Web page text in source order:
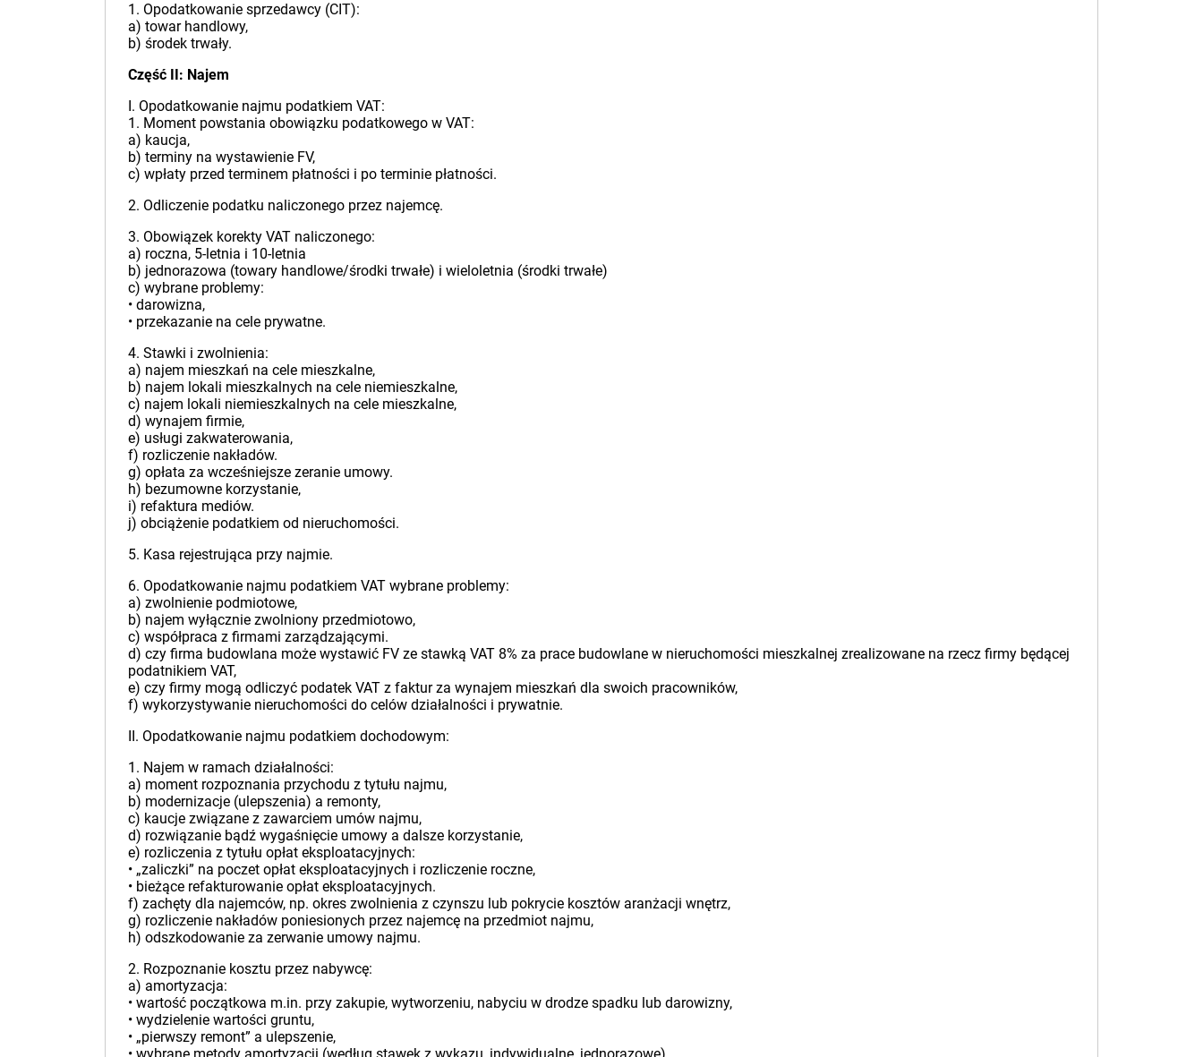
1. Opodatkowanie sprzedawcy (CIT):
a) towar handlowy,
b) środek trwały.
Część II: Najem
I. Opodatkowanie najmu podatkiem VAT:
1. Moment powstania obowiązku podatkowego w VAT:
a) kaucja,
b) terminy na wystawienie FV,
c) wpłaty przed terminem płatności i po terminie płatności.
2. Odliczenie podatku naliczonego przez najemcę.
3. Obowiązek korekty VAT naliczonego:
a) roczna, 5-letnia i 10-letnia
b) jednorazowa (towary handlowe/środki trwałe) i wieloletnia (środki trwałe)
c) wybrane problemy:
• darowizna,
• przekazanie na cele prywatne.
4. Stawki i zwolnienia:
a) najem mieszkań na cele mieszkalne,
b) najem lokali mieszkalnych na cele niemieszkalne,
c) najem lokali niemieszkalnych na cele mieszkalne,
d) wynajem firmie,
e) usługi zakwaterowania,
f) rozliczenie nakładów.
g) opłata za wcześniejsze zeranie umowy.
h) bezumowne korzystanie,
i) refaktura mediów.
j) obciążenie podatkiem od nieruchomości.
5. Kasa rejestrująca przy najmie.
6. Opodatkowanie najmu podatkiem VAT wybrane problemy:
a) zwolnienie podmiotowe,
b) najem wyłącznie zwolniony przedmiotowo,
c) współpraca z firmami zarządzającymi.
d) czy firma budowlana może wystawić FV ze stawką VAT 8% za prace budowlane w nieruchomości mieszkalnej zrealizowane na rzecz firmy będącej
podatnikiem VAT,
e) czy firmy mogą odliczyć podatek VAT z faktur za wynajem mieszkań dla swoich pracowników,
f) wykorzystywanie nieruchomości do celów działalności i prywatnie.
II. Opodatkowanie najmu podatkiem dochodowym:
1. Najem w ramach działalności:
a) moment rozpoznania przychodu z tytułu najmu,
b) modernizacje (ulepszenia) a remonty,
c) kaucje związane z zawarciem umów najmu,
d) rozwiązanie bądź wygaśnięcie umowy a dalsze korzystanie,
e) rozliczenia z tytułu opłat eksploatacyjnych:
• „zaliczki” na poczet opłat eksploatacyjnych i rozliczenie roczne,
• bieżące refakturowanie opłat eksploatacyjnych.
f) zachęty dla najemców, np. okres zwolnienia z czynszu lub pokrycie kosztów aranżacji wnętrz,
g) rozliczenie nakładów poniesionych przez najemcę na przedmiot najmu,
h) odszkodowanie za zerwanie umowy najmu.
2. Rozpoznanie kosztu przez nabywcę:
a) amortyzacja:
• wartość początkowa m.in. przy zakupie, wytworzeniu, nabyciu w drodze spadku lub darowizny,
• wydzielenie wartości gruntu,
• „pierwszy remont” a ulepszenie,